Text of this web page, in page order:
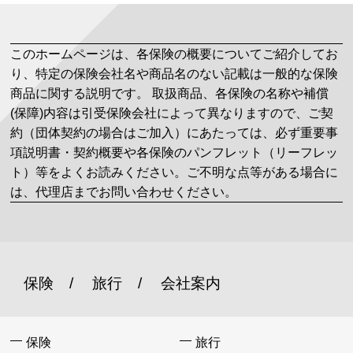
このホームページは、各保険の概要についてご紹介してお
り、特定の保険会社名や商品名のない記載は一般的な保険
商品に関する説明です。 取扱商品、各保険の名称や補償
(保障)内容は引受保険会社によって異なりますので、ご契
約（団体契約の場合はご加入）にあたっては、必ず重要事
項説明書・契約概要や各保険のパンフレット（リーフレッ
ト）等をよくお読みください。ご不明な点等がある場合に
は、代理店までお問い合わせください。
保険 旅行 会社案内
保険 旅行